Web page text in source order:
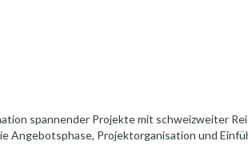
spannender Projekte mit schweizweiter
Angebotsphase, Projektorganisation und